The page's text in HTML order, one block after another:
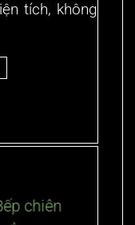
tích, không
chiên